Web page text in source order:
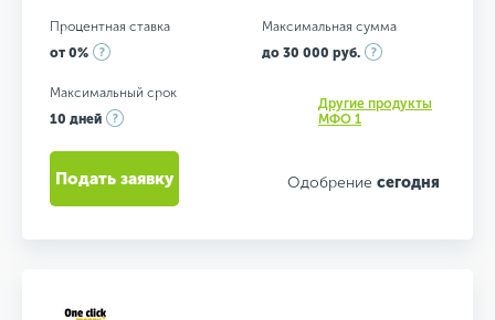
Процентная ставка
от 0%
Максимальная сумма
до 30 000 руб.
Максимальный срок
10 дней
Другие продукты
МФО 1
Одобрение сегодня
Подать заявку